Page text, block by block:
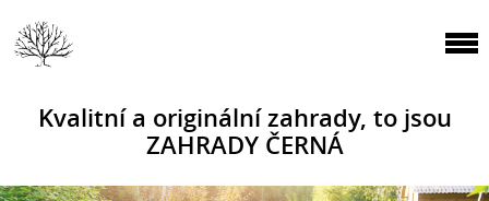
Kvalitní a originální zahrady, to jsou
ZAHRADY ČERNÁ